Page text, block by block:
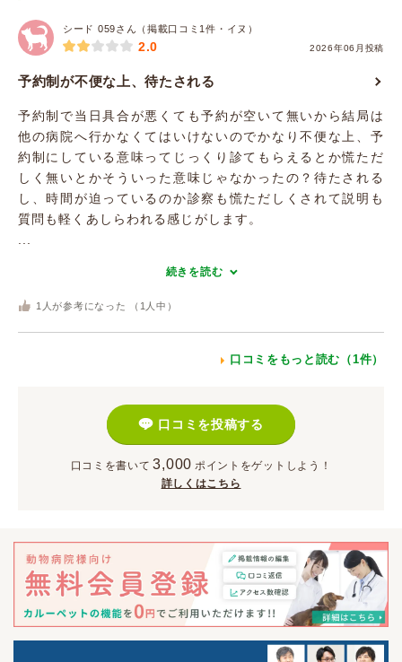
シード 059さん（掲載口コミ1件・イヌ）
2026年06月投稿
2.0
予約制が不便な上、待たされる
予約制で当日具合が悪くても予約が空いて無いから結局は
他の病院へ行かなくてはいけないのでかなり不便な上、予
約制にしている意味ってじっくり診てもらえるとか慌ただ
しく無いとかそういった意味じゃなかったの？待たされる
し、時間が迫っているのか診察も慌ただしくされて説明も
質問も軽くあしらわれる感じがします。
続きを読む
1 人が参考になった （ 1 人中）
口コミをもっと読む（1件）
口コミを投稿する
口コミを書いて 3,000 ポイント をゲットしよう！
詳しくはこちら